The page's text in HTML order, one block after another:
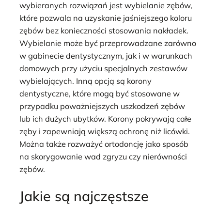
wybieranych rozwiązań jest wybielanie zębów,
które pozwala na uzyskanie jaśniejszego koloru
zębów bez konieczności stosowania nakładek.
Wybielanie może być przeprowadzane zarówno
w gabinecie dentystycznym, jak i w warunkach
domowych przy użyciu specjalnych zestawów
wybielających. Inną opcją są korony
dentystyczne, które mogą być stosowane w
przypadku poważniejszych uszkodzeń zębów
lub ich dużych ubytków. Korony pokrywają całe
zęby i zapewniają większą ochronę niż licówki.
Można także rozważyć ortodoncję jako sposób
na skorygowanie wad zgryzu czy nierówności
zębów.
Jakie są najczęstsze